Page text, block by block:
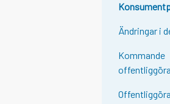
Ändringar i
Kommande